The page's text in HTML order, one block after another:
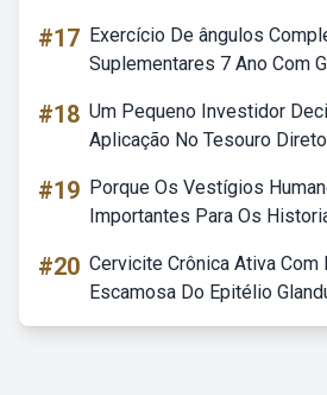
#17 Exercício De ângulos
Suplementares 7 Ano Com
#18 Um Pequeno Investidor
Aplicação No Tesouro Direto
#19 Porque Os Vestígios
Importantes Para Os
#20 Cervicite Crônica Ativa Com
Escamosa Do Epitélio